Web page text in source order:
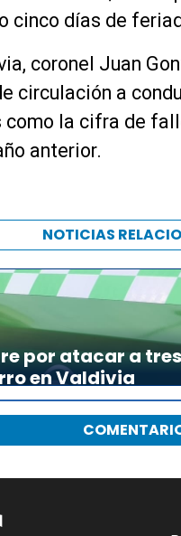
cinco días de
coronel Juan
circulación a
la cifra de
anterior.
NOTICIAS
por atacar a
en Valdivia